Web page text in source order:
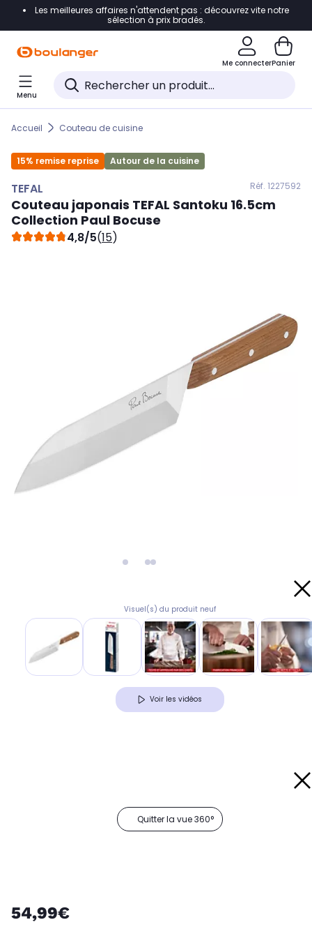
Accéder directement à la navigation
Accéder directement au pied de page
Accéder directement au chatbot
Les meilleures affaires n'attendent pas : découvrez vite notre
sélection à prix bradés.
Me connecterPanier
Menu
Accueil Couteau de cuisine
15% remise reprise Autour de la cuisine
TEFAL Réf. 1227592
Couteau japonais TEFAL Santoku 16.5cm
Collection Paul Bocuse
4,8/5(15)
Visuel(s) du produit neuf
Voir les vidéos
Quitter la vue 360°
54,99€